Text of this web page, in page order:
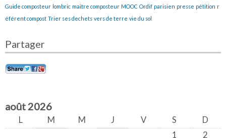
Guide composteur lombric maitre composteur MOOC Ordif parisien presse pétition r
éférent compost Trier ses dechets vers de terre vie du sol
Partager
août 2026
L M M J V S
D
1
2